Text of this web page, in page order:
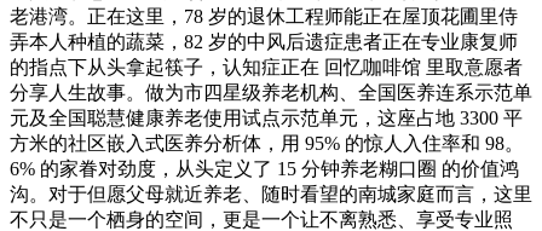
老港湾。正在这里，78 岁的退休工程师能正在屋顶花圃里侍
弄本人种植的蔬菜，82 岁的中风后遗症患者正在专业康复师
的指点下从头拿起筷子，认知症正在 回忆咖啡馆 里取意愿者
分享人生故事。做为市四星级养老机构、全国医养连系示范单
元及全国聪慧健康养老使用试点示范单元，这座占地 3300 平
方米的社区嵌入式医养分析体，用 95% 的惊人入住率和 98。
6% 的家眷对劲度，从头定义了 15 分钟养老糊口圈 的价值鸿
沟。对于但愿父母就近养老、随时看望的南城家庭而言，这里
不只是一个栖身的空间，更是一个让不离熟悉、享受专业照